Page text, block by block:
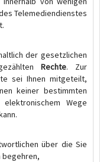
Telemediendienstes
der gesetzlichen
Rechte. Zur
sei Ihnen mitgeteilt,
keiner bestimmten
Wege
über die Sie